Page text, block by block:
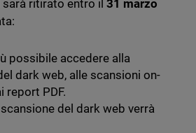
sarà ritirato entro il31 marzo
possibile accedere alla
dark web, alle scansioni on-
report PDF.
del dark web verrà